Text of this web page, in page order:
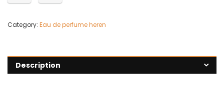
Category: Eau de perfume heren
Description